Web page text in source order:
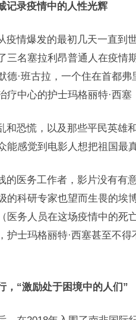
录疫情中的人性光辉
情爆发的最初几天一直到
三名塞拉利昂普通人在疫情
德·班古拉，一个住在首都
疗中心的护士玛格丽特·西塞
恐慌，以及那些平民英雄
能感觉到电影人想把祖国最
医务工作者，影片没有有
的科研专家也望而生畏的埃
医务人员在这场疫情中的死
护士玛格丽特·西塞甚至不
“激励处于困境中的人们”